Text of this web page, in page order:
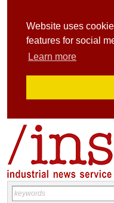
Website uses
features for social
Learn more